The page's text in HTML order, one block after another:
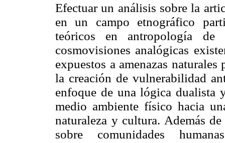
Efectuar un análisis sobre la
en un campo etnográfico
teóricos en antropología de
cosmovisiones analógicas
expuestos a amenazas
la creación de vulnerabilidad
enfoque de una lógica dualista
medio ambiente físico hacia
naturaleza y cultura. Además
sobre comunidades